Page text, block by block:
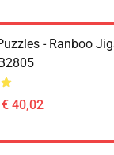
- Ranboo
40,02